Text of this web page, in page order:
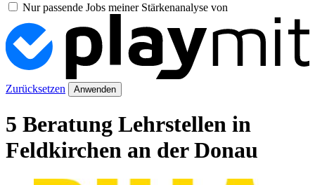
Nur passende Jobs meiner Stärkenanalyse von
Zurücksetzen Anwenden
5 Beratung Lehrstellen in
Feldkirchen an der Donau